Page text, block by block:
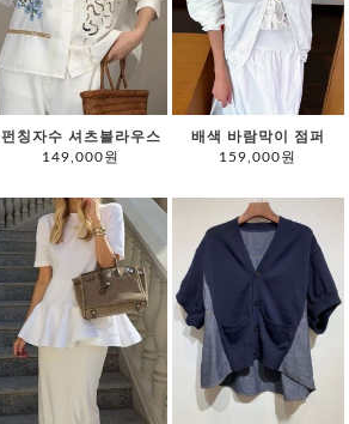
펀칭자수 셔츠블라우스
149,000원
배색 바람막이 점퍼
159,000원